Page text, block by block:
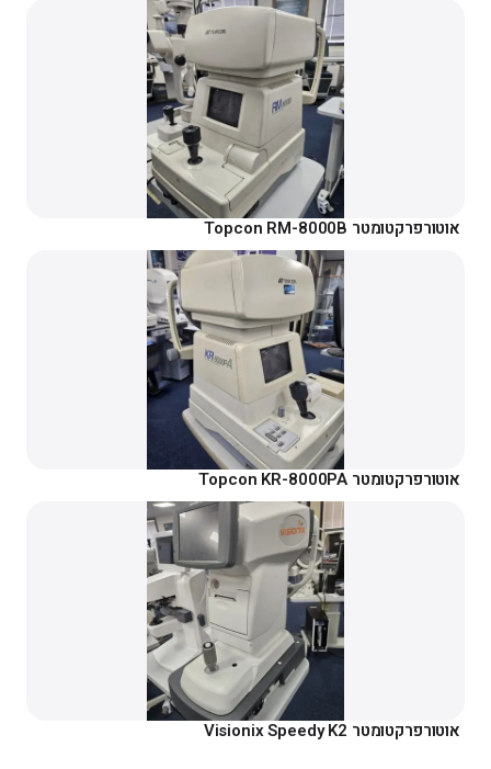
אוטורפרקטומטר Topcon RM-8000B
אוטורפרקטומטר Topcon KR-8000PA
אוטורפרקטומטר Visionix Speedy K2